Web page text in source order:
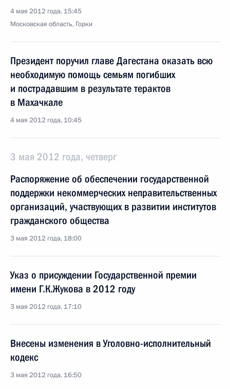
4 мая 2012 года, 15:45
Московская область, Горки
Президент поручил главе Дагестана оказать всю
необходимую помощь семьям погибших
и пострадавшим в результате терактов
в Махачкале
4 мая 2012 года, 10:45
3 мая 2012 года, четверг
Распоряжение об обеспечении государственной
поддержки некоммерческих неправительственных
организаций, участвующих в развитии институтов
гражданского общества
3 мая 2012 года, 18:00
Указ о присуждении Государственной премии
имени Г.К.Жукова в 2012 году
3 мая 2012 года, 17:10
Внесены изменения в Уголовно-исполнительный
кодекс
3 мая 2012 года, 16:50